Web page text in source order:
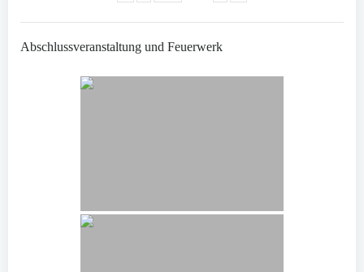
Abschlussveranstaltung und Feuerwerk